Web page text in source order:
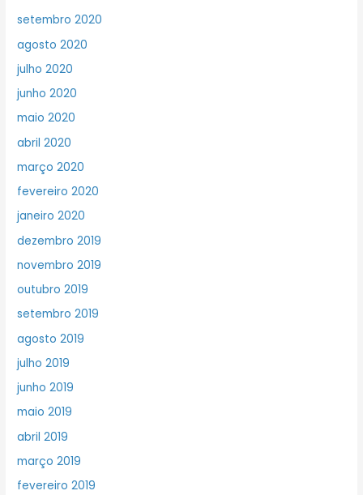
setembro 2020
agosto 2020
julho 2020
junho 2020
maio 2020
abril 2020
março 2020
fevereiro 2020
janeiro 2020
dezembro 2019
novembro 2019
outubro 2019
setembro 2019
agosto 2019
julho 2019
junho 2019
maio 2019
abril 2019
março 2019
fevereiro 2019